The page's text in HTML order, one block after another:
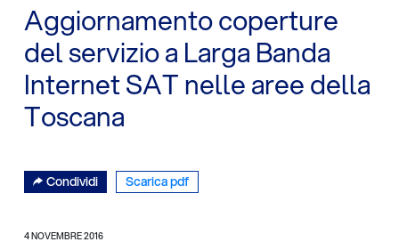
Aggiornamento coperture
del servizio a Larga Banda
Internet SAT nelle aree della
Toscana
Condividi Scarica pdf
4 NOVEMBRE 2016